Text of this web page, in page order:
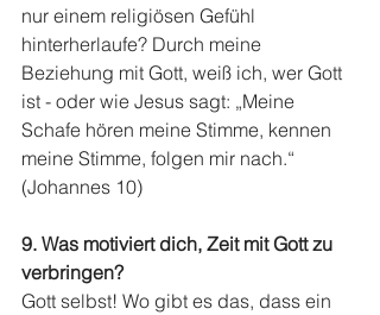
nur einem religiösen Gefühl
hinterherlaufe? Durch meine
Beziehung mit Gott, weiß ich, wer Gott
ist - oder wie Jesus sagt: „Meine
Schafe hören meine Stimme, kennen
meine Stimme, folgen mir nach.“
(Johannes 10)
9. Was motiviert dich, Zeit mit Gott zu
verbringen?
Gott selbst! Wo gibt es das, dass ein